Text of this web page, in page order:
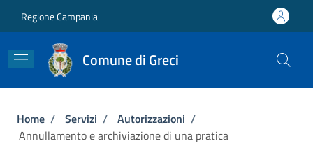
Regione Campania
Comune di Greci
Briciole di pane
Home / Servizi / Autorizzazioni /
Annullamento e archiviazione di una pratica